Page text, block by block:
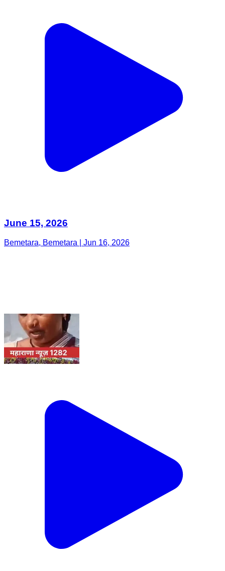
June 15, 2026
Bemetara, Bemetara | Jun 16, 2026
June 9, 2026